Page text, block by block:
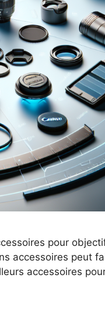
pour
accessoires peut
accessoires